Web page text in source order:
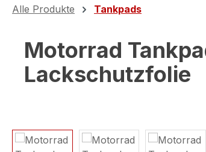
Alle Produkte Tankpads
Motorrad
Lackschutzfolie
Bildergalerie überspringen